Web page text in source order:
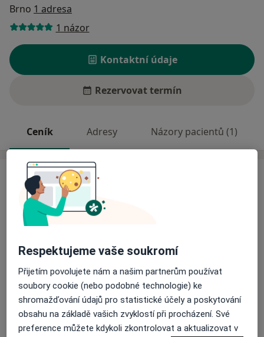
Brno 1 adresa
1 názor
Kontaktní údaje
Rezervovat termín
Ceník Adresy Názory pacientů (1)
Služby a ceník služeb
Fyzioterapeutické konzultace
Detaily
Klasická masáž
Detaily
Sportovní masáž
Detaily
Respektujeme vaše soukromí
Přijetím povolujete nám a našim partnerům používat
soubory cookie (nebo podobné technologie) ke
shromažďování údajů pro statistické účely a poskytování
obsahu na základě vašich zvyklostí při procházení. Své
preference můžete kdykoli zkontrolovat a aktualizovat v